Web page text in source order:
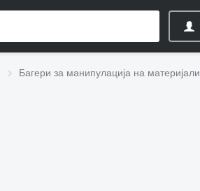
Багери за манипулација на